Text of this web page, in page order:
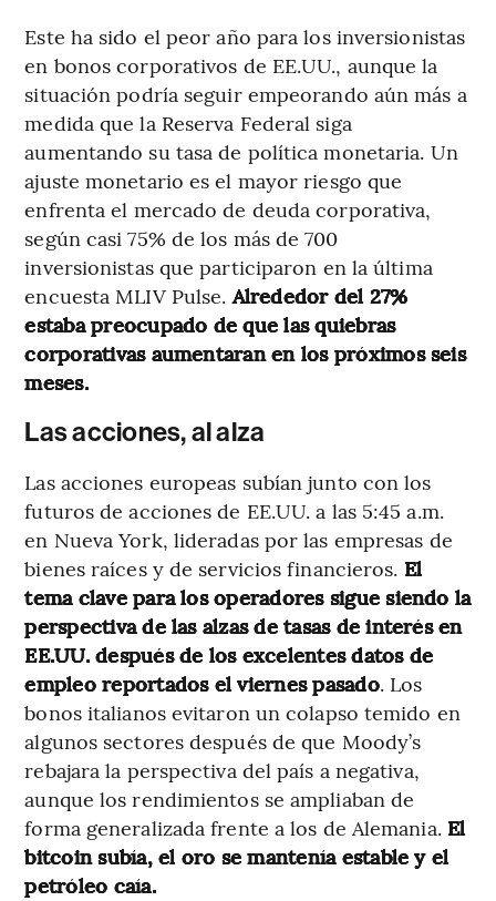
Este ha sido el peor año para los inversionistas
en bonos corporativos de EE.UU., aunque la
situación podría seguir empeorando aún más a
medida que la Reserva Federal siga
aumentando su tasa de política monetaria. Un
ajuste monetario es el mayor riesgo que
enfrenta el mercado de deuda corporativa,
según casi 75% de los más de 700
inversionistas que participaron en la última
encuesta MLIV Pulse.Alrededor del 27%
estaba preocupado de que las quiebras
corporativas aumentaran en los próximos seis
meses.
Las acciones, al alza
Las acciones europeas subían junto con los
futuros de acciones de EE.UU. a las 5:45 a.m.
en Nueva York, lideradas por las empresas de
bienes raíces y de servicios financieros. El
tema clave para los operadores sigue siendo la
perspectiva de las alzas de tasas de interés en
EE.UU. después de los excelentes datos de
empleo reportados el viernes pasado. Los
bonos italianos evitaron un colapso temido en
algunos sectores después de que Moody’s
rebajara la perspectiva del país a negativa,
aunque los rendimientos se ampliaban de
forma generalizada frente a los de Alemania.El
bitcoin subía, el oro se mantenía estable y el
petróleo caía.